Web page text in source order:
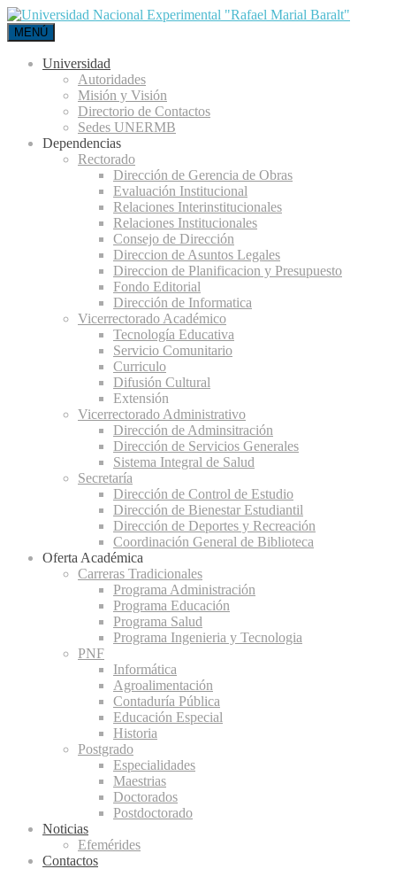
MENÚ
Universidad
Autoridades
Misión y Visión
Directorio de Contactos
Sedes UNERMB
Dependencias
Rectorado
Dirección de Gerencia de Obras
Evaluación Institucional
Relaciones Interinstitucionales
Relaciones Institucionales
Consejo de Dirección
Direccion de Asuntos Legales
Direccion de Planificacion y Presupuesto
Fondo Editorial
Dirección de Informatica
Vicerrectorado Académico
Tecnología Educativa
Servicio Comunitario
Curriculo
Difusión Cultural
Extensión
Vicerrectorado Administrativo
Dirección de Adminsitración
Dirección de Servicios Generales
Sistema Integral de Salud
Secretaría
Dirección de Control de Estudio
Dirección de Bienestar Estudiantil
Dirección de Deportes y Recreación
Coordinación General de Biblioteca
Oferta Académica
Carreras Tradicionales
Programa Administración
Programa Educación
Programa Salud
Programa Ingenieria y Tecnologia
PNF
Informática
Agroalimentación
Contaduría Pública
Educación Especial
Historia
Postgrado
Especialidades
Maestrias
Doctorados
Postdoctorado
Noticias
Efemérides
Contactos